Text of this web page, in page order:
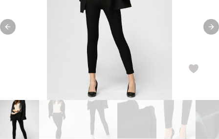
Previous slide